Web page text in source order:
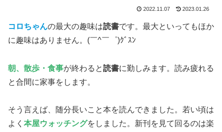
2022.11.07 2023.01.26
コロちゃんの最大の趣味は読書です。最大といってもほか
に趣味はありません。(￣^￣゜)ｸﾞｽﾝ
朝、散歩・食事が終わると読書に勤しみます。読み疲れる
と合間に家事をします。
そう言えば、随分長いこと本を読んできました。若い頃は
よく 本屋ウォッチングをしました。新刊を見て回るのは楽